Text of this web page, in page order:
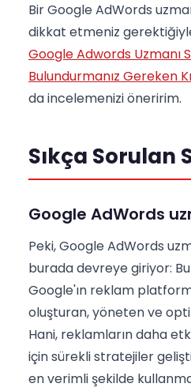
Bir Google AdWords
dikkat etmeniz
Google Adwords Uzmanı
Bulundurmanız Gereken
da incelemenizi öneririm.
Sıkça Sorulan
Google AdWords
Peki, Google AdWords
burada devreye giriyor:
Google'ın reklam
oluşturan, yöneten ve
Hani, reklamların daha
için sürekli stratejiler
en verimli şekilde